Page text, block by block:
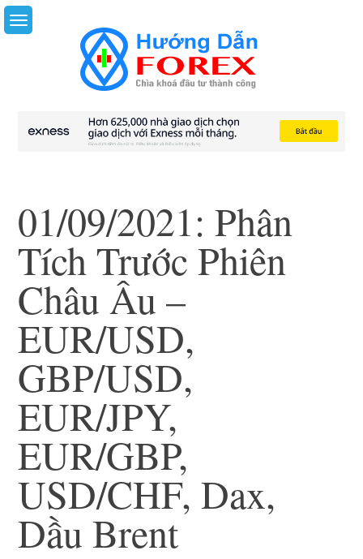
Skip
to
01/09/2021: Phân
Tích Trước Phiên
Châu Âu –
EUR/USD,
GBP/USD,
EUR/JPY,
EUR/GBP,
USD/CHF, Dax,
Dầu Brent